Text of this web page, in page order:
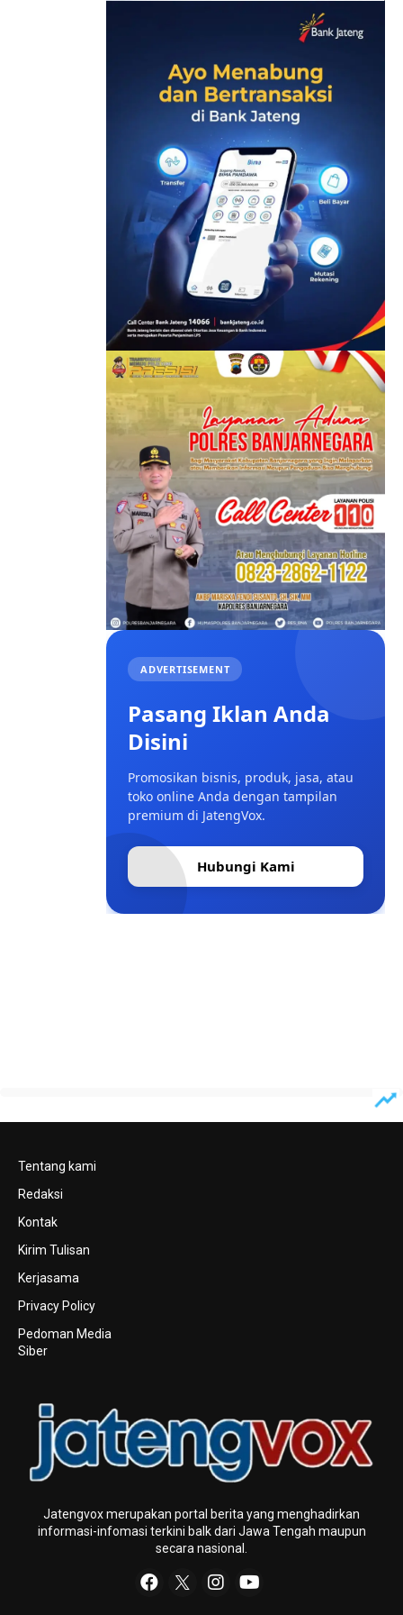
ADVERTISEMENT
Pasang Iklan Anda
Disini
Promosikan bisnis, produk, jasa, atau
toko online Anda dengan tampilan
premium di JatengVox.
Hubungi Kami
Tentang kami
Redaksi
Kontak
Kirim Tulisan
Kerjasama
Privacy Policy
Pedoman Media
Siber
Jatengvox merupakan portal berita yang menghadirkan
informasi-infomasi terkini baIk dari Jawa Tengah maupun
secara nasional.